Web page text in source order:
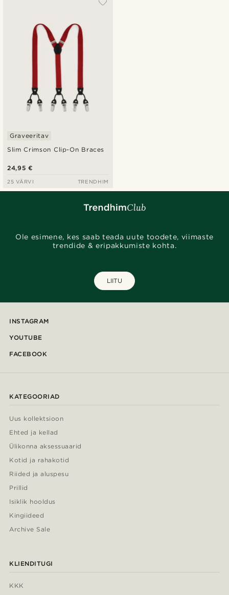
Slim Crimson Clip-On Braces
Graveeritav
24,95 €
25 VÄRVI TRENDHIM
Ole esimene, kes saab teada uute toodete, viimaste
trendide & eripakkumiste kohta.
LIITU
INSTAGRAM
YOUTUBE
FACEBOOK
KATEGOORIAD
Uus kollektsioon
Ehted ja kellad
Ülikonna aksessuaarid
Kotid ja rahakotid
Riided ja aluspesu
Prillid
Isiklik hooldus
Kingiideed
Archive Sale
KLIENDITUGI
KKK